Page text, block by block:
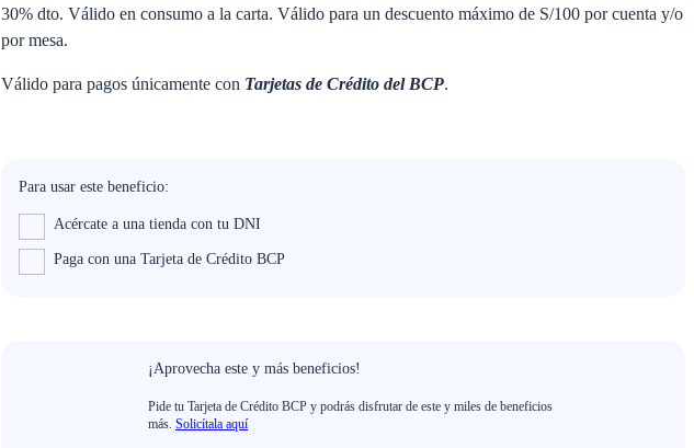
30% dto. Válido en consumo a la carta. Válido para un descuento máximo de S/100 por cuenta y/o
por mesa.
Válido para pagos únicamente con Tarjetas de Crédito del BCP.
Para usar este beneficio:
Acércate a una tienda con tu DNI
Paga con una Tarjeta de Crédito BCP
¡Aprovecha este y más beneficios!
Pide tu Tarjeta de Crédito BCP y podrás disfrutar de este y miles de beneficios
más. Solicítala aquí